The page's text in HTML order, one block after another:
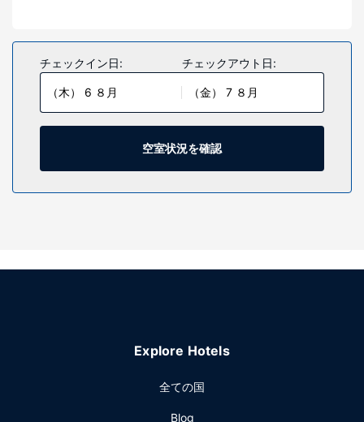
全部で 90 ある冷房完備の客室には冷蔵庫、薄型テレビなど
が備わっており、ゆっくりおくつろぎいただけます。WiFi (無
料)をお使いいただけるほか、衛星放送の番組をご覧いただけ
ます。バスルームには、バスアメニティ (無料)、ヘアドライ
ヤーがあります。セーフティボックス、デスクの他に、市内
通話 (無料)付きの電話をご利用いただけます。
使いいただけます。
24 時間対応フロントデスク、エレベーターをご活用いただけ
スペース、4 室の会議室など総面積 244 平方メートル (2628
内にはセルフパーキング (無料) が備わっています。
チェックイン日:
（木） 6 ８月
チェックアウト日:
（金） 7 ８月
空室状況を確認
Explore Hotels
全ての国
Blog